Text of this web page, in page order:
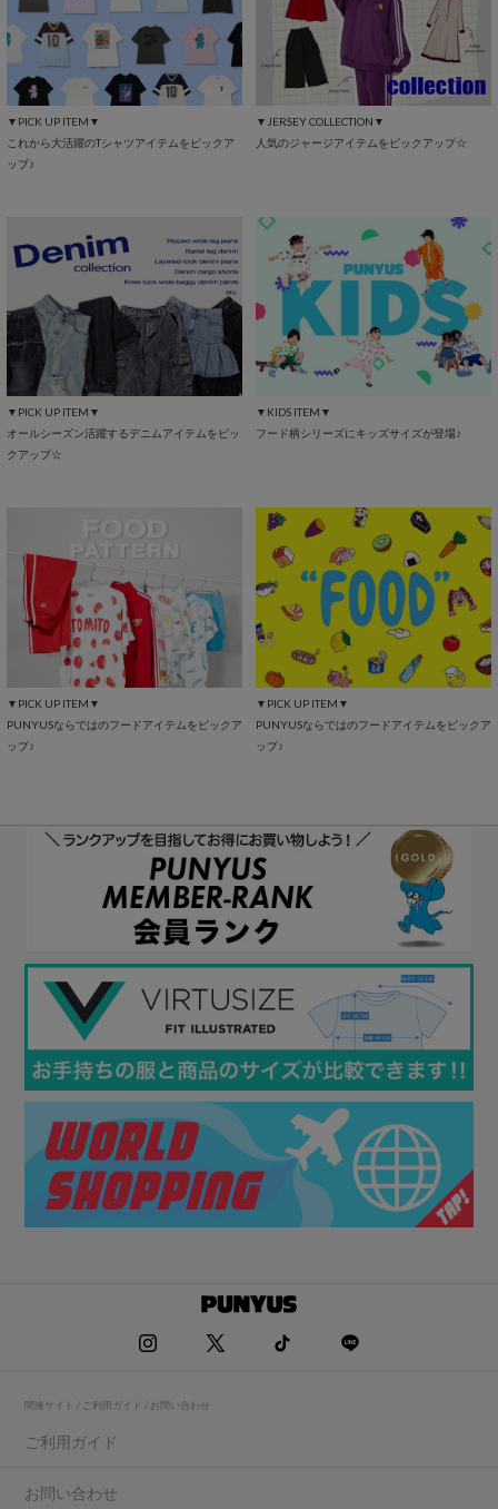
▼PICK UP ITEM▼
これから大活躍のTシャツアイテムをピックア
ップ♪
▼JERSEY COLLECTION▼
人気のジャージアイテムをピックアップ☆
▼PICK UP ITEM▼
オールシーズン活躍するデニムアイテムをピッ
クアップ☆
▼KIDS ITEM▼
フード柄シリーズにキッズサイズが登場♪
▼PICK UP ITEM▼
PUNYUSならではのフードアイテムをピックア
ップ♪
▼PICK UP ITEM▼
PUNYUSならではのフードアイテムをピックア
ップ♪
関連サイト / ご利用ガイド / お問い合わせ
ご利用ガイド
お問い合わせ